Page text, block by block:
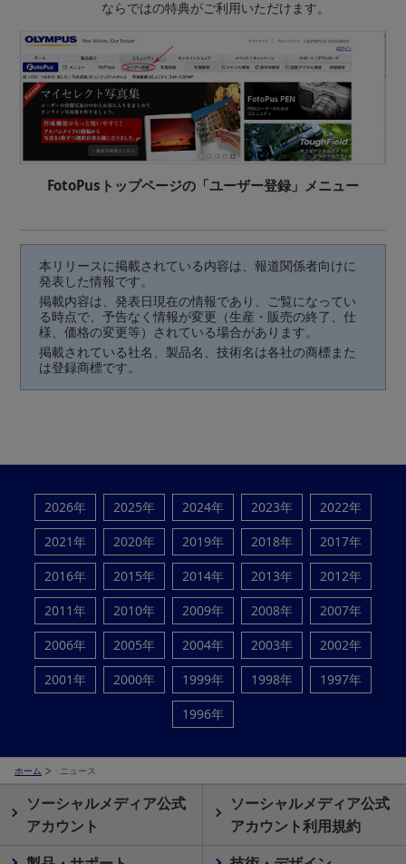
ならではの特典がご利用いただけます。
FotoPusトップページの「ユーザー登録」メニュー
本リリースに掲載されている内容は、報道関係者向けに
発表した情報です。
掲載内容は、発表日現在の情報であり、ご覧になってい
る時点で、予告なく情報が変更（生産・販売の終了、仕
様、価格の変更等）されている場合があります。
掲載されている社名、製品名、技術名は各社の商標また
は登録商標です。
2026年 2025年 2024年 2023年
2022年
2021年
2020年 2019年 2018年
2017年
2016年
2015年 2014年 2013年
2012年
2011年
2010年 2009年 2008年
2007年
2006年
2005年 2004年 2003年
2002年
2001年
2000年 1999年 1998年
1997年
1996年
ホーム ニュース
ソーシャルメディア公式
アカウント
ソーシャルメディア公式
アカウント利用規約